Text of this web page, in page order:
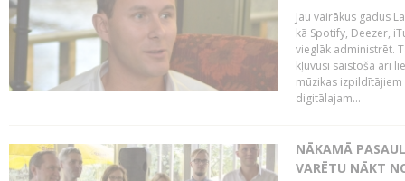
Jau vairākus gadus
kā Spotify, Deezer,
vieglāk administrēt.
kļuvusi saistoša arī
mūzikas
digitālajam...
NĀKAMĀ
VARĒTU NĀKT